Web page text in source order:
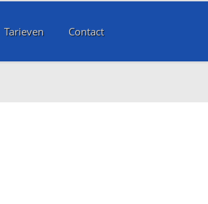
Tarieven Contact